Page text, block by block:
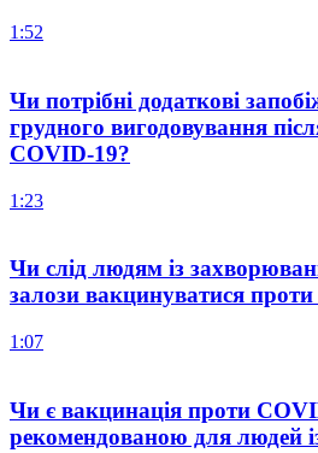
1:52
Чи потрібні додаткові
грудного вигодовування
COVID-19?
1:23
Чи слід людям із
залози вакцинуватися
1:07
Чи є вакцинація проти
рекомендованою для людей